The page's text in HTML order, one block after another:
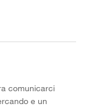
comunicarci
e un